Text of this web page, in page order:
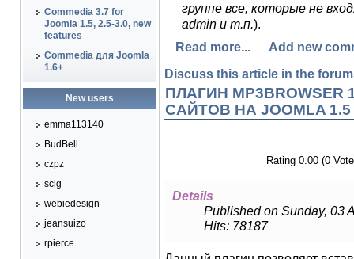
Commedia 3.7 for
Joomla 1.5, 2.5-3.0, new
features
Commedia для Joomla
1.6+
New users
emma113140
BudBell
czpz
sclg
webiedesign
jeansuizo
rpierce
группе все, которые не
admin и т.п.).
Read more...
Add new
Discuss this article in the
ПЛАГИН
САЙТОВ НА JOOMLA 1.5
Rating 0.00 (0
Details
Published on Sunday, 03
Hits: 78187